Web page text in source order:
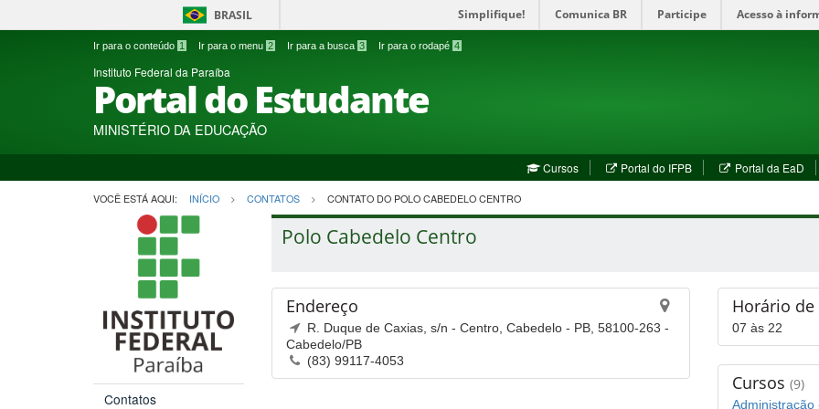
BRASIL Simplifique! Comunica BR Participe Acesso à
Ir para o conteúdo 1 Ir para o menu 2 Ir para a busca 3 Ir para o rodapé 4
Instituto Federal da Paraíba
Portal do Estudante
MINISTÉRIO DA EDUCAÇÃO
Cursos Portal do IFPB(abre
em
janela)
Portal da EaD
em
VOCÊ ESTÁ AQUI: INÍCIO CONTATOS CONTATO DO POLO CABEDELO CENTRO
Contatos
Polo Cabedelo Centro
Endereço
R. Duque de Caxias, s/n - Centro, Cabedelo - PB, 58100-263 -
Cabedelo/PB
(83) 99117-4053
Horário
07 às 22
Cursos (9)
Administração